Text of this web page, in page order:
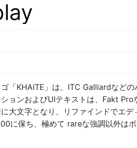
「KHAITE」は、ITC Galliardなど
ョンおよびUIテキストは、Fakt
大文字となり、リファインドでエ
に保ち、極めて rareな強調以外はボ